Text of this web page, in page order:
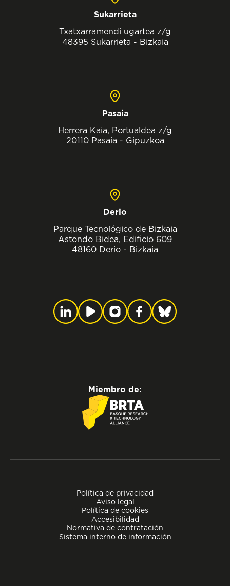
Sukarrieta
Txatxarramendi ugartea z/g
48395 Sukarrieta - Bizkaia
Pasaia
Herrera Kaia, Portualdea z/g
20110 Pasaia - Gipuzkoa
Derio
Parque Tecnológico de Bizkaia
Astondo Bidea, Edificio 609
48160 Derio - Bizkaia
Política de privacidad
Aviso legal
Política de cookies
Accesibilidad
Normativa de contratación
Sistema interno de información
Miembro de: